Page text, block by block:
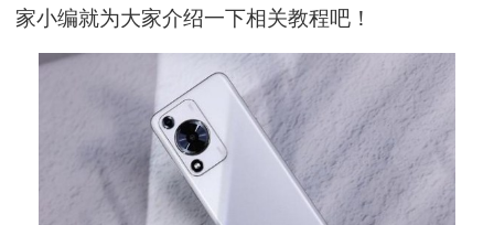
家小编就为大家介绍一下相关教程吧！